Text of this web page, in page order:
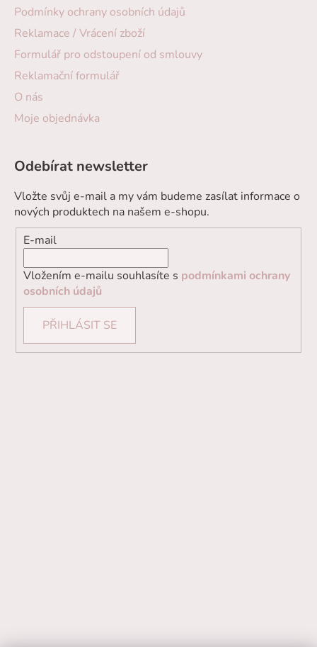
Podmínky ochrany osobních údajů
Reklamace / Vrácení zboží
Formulář pro odstoupení od smlouvy
Reklamační formulář
O nás
Moje objednávka
Odebírat newsletter
Vložte svůj e-mail a my vám budeme zasílat informace o
nových produktech na našem e-shopu.
E-mail
Vložením e-mailu souhlasíte s podmínkami ochrany
osobních údajů
PŘIHLÁSIT SE